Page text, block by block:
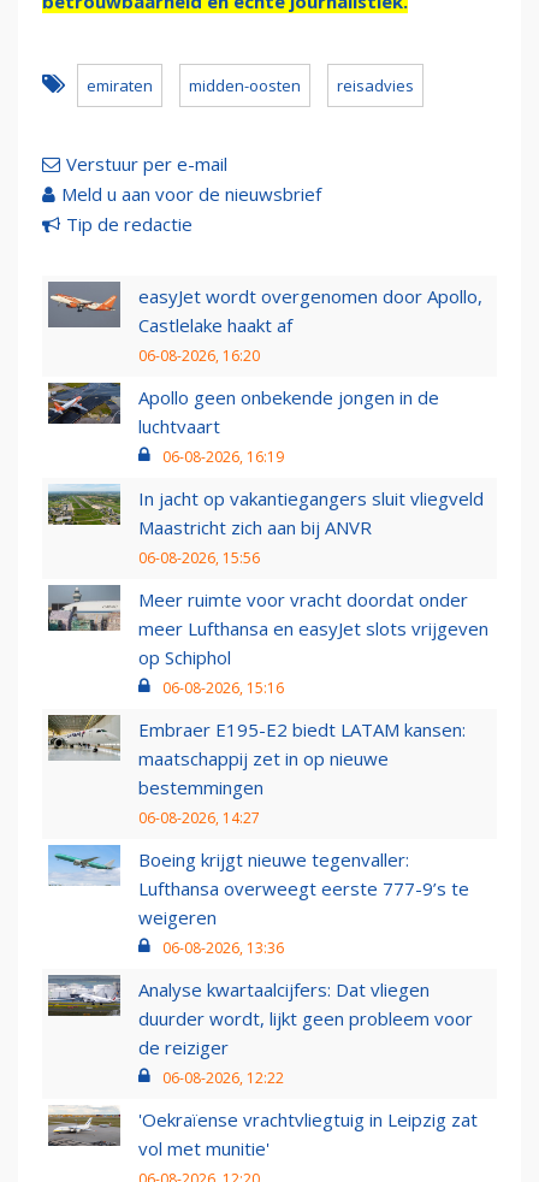
emiraten midden-oosten reisadvies
Verstuur per e-mail
Meld u aan voor de nieuwsbrief
Tip de redactie
easyJet wordt overgenomen door Apollo,
Castlelake haakt af
06-08-2026, 16:20
Apollo geen onbekende jongen in de
luchtvaart
06-08-2026, 16:19
In jacht op vakantiegangers sluit vliegveld
Maastricht zich aan bij ANVR
06-08-2026, 15:56
Meer ruimte voor vracht doordat onder
meer Lufthansa en easyJet slots vrijgeven
op Schiphol
06-08-2026, 15:16
Embraer E195-E2 biedt LATAM kansen:
maatschappij zet in op nieuwe
bestemmingen
06-08-2026, 14:27
Boeing krijgt nieuwe tegenvaller:
Lufthansa overweegt eerste 777-9’s te
weigeren
06-08-2026, 13:36
Analyse kwartaalcijfers: Dat vliegen
duurder wordt, lijkt geen probleem voor
de reiziger
06-08-2026, 12:22
'Oekraïense vrachtvliegtuig in Leipzig zat
vol met munitie'